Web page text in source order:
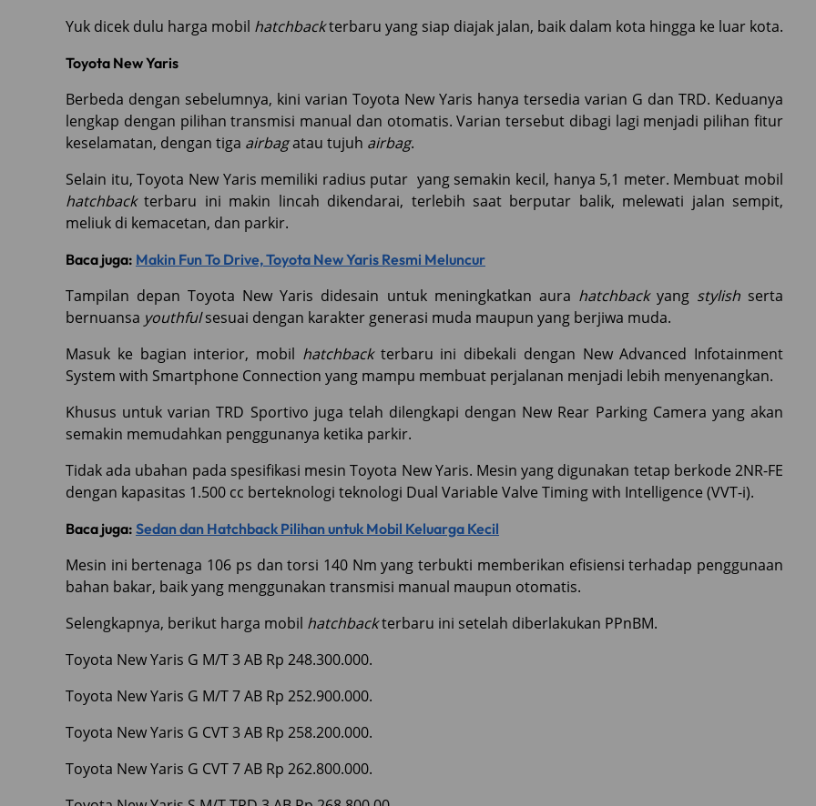
Yuk dicek dulu harga mobil hatchbackterbaru yang siap diajak jalan, baik dalam kota hingga ke luar kota.
Toyota New Yaris
Berbeda dengan sebelumnya, kini varian Toyota New Yaris hanya tersedia varian G dan TRD. Keduanya
lengkap dengan pilihan transmisi manual dan otomatis. Varian tersebut dibagi lagi menjadi pilihan fitur
keselamatan, dengan tiga airbagatau tujuh airbag.
Selain itu, Toyota New Yaris memiliki radius putar yang semakin kecil, hanya 5,1 meter. Membuat mobil
hatchbackterbaru ini makin lincah dikendarai, terlebih saat berputar balik, melewati jalan sempit,
meliuk di kemacetan, dan parkir.
Baca juga: Makin Fun To Drive, Toyota New Yaris Resmi Meluncur
Tampilan depan Toyota New Yaris didesain untuk meningkatkan aura hatchbackyang stylishserta
bernuansa youthfulsesuai dengan karakter generasi muda maupun yang berjiwa muda.
Masuk ke bagian interior, mobil hatchbackterbaru ini dibekali dengan New Advanced Infotainment
System with Smartphone Connection yang mampu membuat perjalanan menjadi lebih menyenangkan.
Khusus untuk varian TRD Sportivo juga telah dilengkapi dengan New Rear Parking Camera yang akan
semakin memudahkan penggunanya ketika parkir.
Tidak ada ubahan pada spesifikasi mesin Toyota New Yaris. Mesin yang digunakan tetap berkode 2NR-FE
dengan kapasitas 1.500 cc berteknologi teknologi Dual Variable Valve Timing with Intelligence (VVT-i).
Baca juga: Sedan dan Hatchback Pilihan untuk Mobil Keluarga Kecil
Mesin ini bertenaga 106 ps dan torsi 140 Nm yang terbukti memberikan efisiensi terhadap penggunaan
bahan bakar, baik yang menggunakan transmisi manual maupun otomatis.
Selengkapnya, berikut harga mobil hatchbackterbaru ini setelah diberlakukan PPnBM.
Toyota New Yaris G M/T 3 AB Rp 248.300.000.
Toyota New Yaris G M/T 7 AB Rp 252.900.000.
Toyota New Yaris G CVT 3 AB Rp 258.200.000.
Toyota New Yaris G CVT 7 AB Rp 262.800.000.